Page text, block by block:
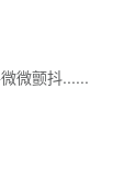
微颤抖......